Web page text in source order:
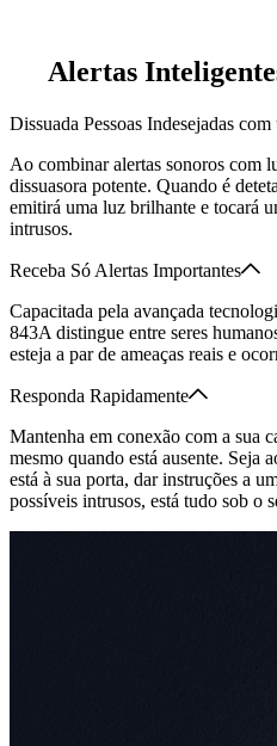
Alertas
Dissuada Pessoas Indesejadas
Ao combinar alertas sonoros com
dissuasora potente. Quando é
emitirá uma luz brilhante e tocará
intrusos.
Receba Só Alertas Importantes
Capacitada pela avançada
843A distingue entre seres
esteja a par de ameaças reais e
Responda Rapidamente
Mantenha em conexão com a sua
mesmo quando está ausente. Seja
está à sua porta, dar instruções a
possíveis intrusos, está tudo sob o